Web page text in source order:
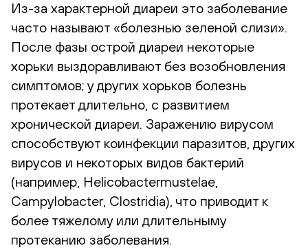
Из-за характерной диареи это заболевание
часто называют «болезнью зеленой слизи».
После фазы острой диареи некоторые
хорьки выздоравливают без возобновления
симптомов; у других хорьков болезнь
протекает длительно, с развитием
хронической диареи. Заражению вирусом
способствуют коинфекции паразитов, других
вирусов и некоторых видов бактерий
(например, Helicobactermustelae,
Campylobacter, Clostridia), что приводит к
более тяжелому или длительныму
протеканию заболевания.